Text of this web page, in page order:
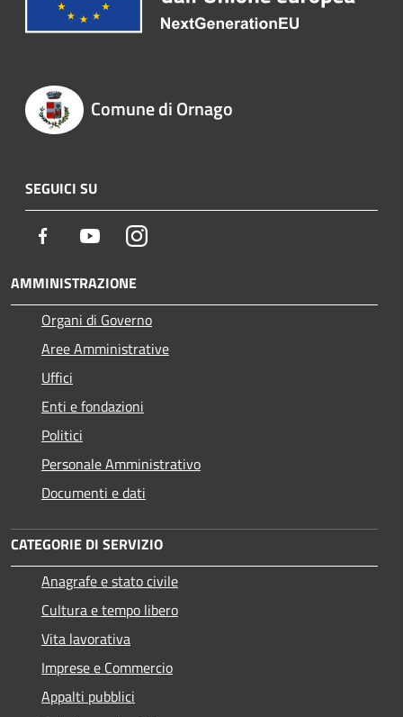
Comune di Ornago
SEGUICI SU
Facebook YoutubeInstagram
AMMINISTRAZIONE
Organi di Governo
Aree Amministrative
Uffici
Enti e fondazioni
Politici
Personale Amministrativo
Documenti e dati
CATEGORIE DI SERVIZIO
Anagrafe e stato civile
Cultura e tempo libero
Vita lavorativa
Imprese e Commercio
Appalti pubblici